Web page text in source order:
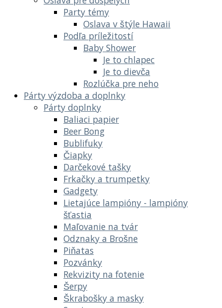
Party témy
Oslava v štýle Hawaii
Podľa príležitostí
Baby Shower
Je to chlapec
Je to dievča
Rozlúčka pre neho
Párty výzdoba a doplnky
Párty doplnky
Baliaci papier
Beer Bong
Bublifuky
Čiapky
Darčekové tašky
Frkačky a trumpetky
Gadgety
Lietajúce lampióny - lampióny
šťastia
Maľovanie na tvár
Odznaky a Brošne
Piňatas
Pozvánky
Rekvizity na fotenie
Šerpy
Škrabošky a masky